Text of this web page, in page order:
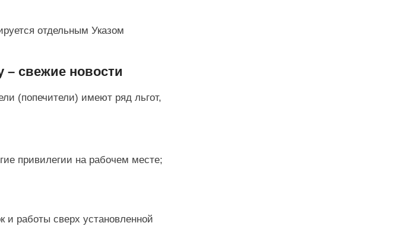
отдельным Указом
– свежие новости
(попечители) имеют ряд льгот,
привилегии на рабочем месте;
и работы сверх установленной